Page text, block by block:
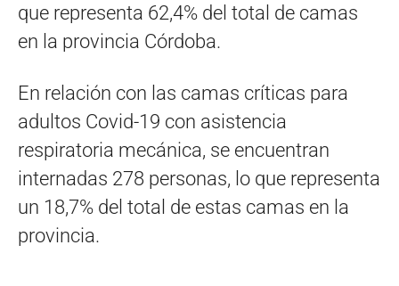
que representa 62,4% del total de camas
en la provincia Córdoba.
En relación con las camas críticas para
adultos Covid-19 con asistencia
respiratoria mecánica, se encuentran
internadas 278 personas, lo que representa
un 18,7% del total de estas camas en la
provincia.